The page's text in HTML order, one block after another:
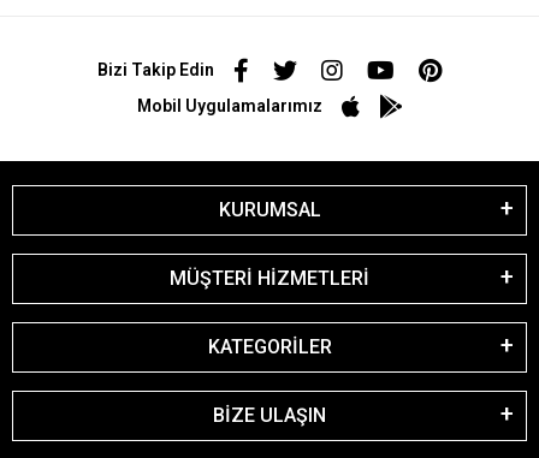
Bizi Takip Edin
Mobil Uygulamalarımız
KURUMSAL
MÜŞTERİ HİZMETLERİ
KATEGORİLER
BİZE ULAŞIN